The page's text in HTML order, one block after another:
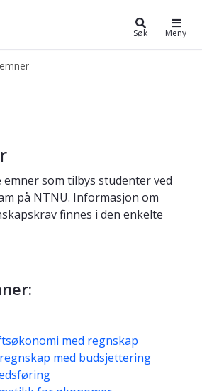
Søk Meny
som tilbys studenter ved
på NTNU. Informasjon om
finnes i den enkelte
med regnskap
med budsjettering